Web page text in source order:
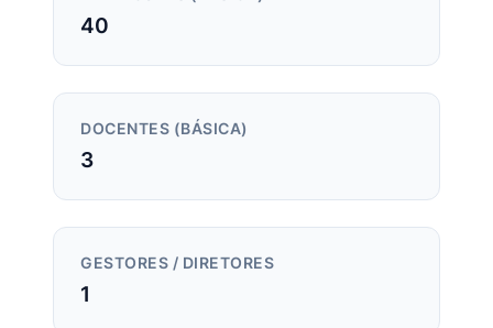
40
DOCENTES (BÁSICA)
3
GESTORES / DIRETORES
1